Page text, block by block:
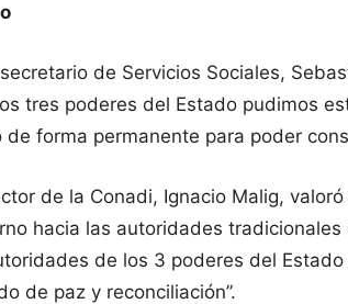
de Servicios Sociales,
tres poderes del Estado pudimos
de forma permanente para poder
de la Conadi, Ignacio Malig,
hacia las autoridades
de los 3 poderes del
de paz y reconciliación”.